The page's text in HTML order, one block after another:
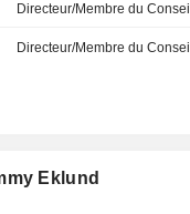
Directeur/Membre du Conseil
Directeur/Membre du Conseil
Eklund